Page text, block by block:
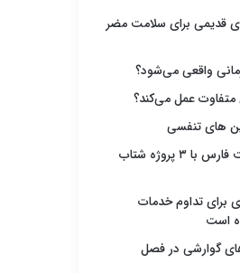
قدیمی برای سلامت مضر
واقعی می‌شود؟
متفاوت عمل می‌کند؟
های تنفسی
توسعه زیرساخت‌های سلامت فارس با ۳ پروژه شتاب
برای تداوم خدمات
است
گوارشی در فصل